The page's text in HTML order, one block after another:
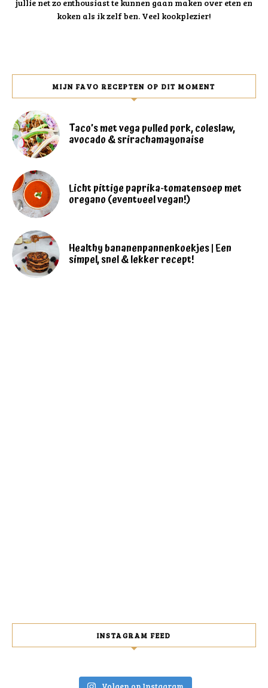
jullie net zo enthousiast te kunnen gaan maken over eten en
koken als ik zelf ben. Veel kookplezier!
MIJN FAVO RECEPTEN OP DIT MOMENT
Taco’s met vega pulled pork, coleslaw,
avocado & srirachamayonaise
Licht pittige paprika-tomatensoep met
oregano (eventueel vegan!)
Healthy bananenpannenkoekjes | Een
simpel, snel & lekker recept!
INSTAGRAM FEED